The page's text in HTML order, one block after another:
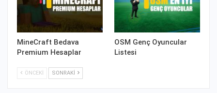
MineCraft Bedava
Premium Hesaplar
OSM Genç Oyuncular
Listesi
ÖNCEKI SONRAKI